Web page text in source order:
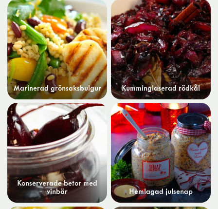
Marinerad grönsaksbulgur Kumminglaserad rödkål
Konserverade betor med
vinbär
Hemlagad julsenap